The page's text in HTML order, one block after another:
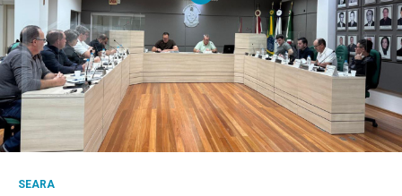
SEARA